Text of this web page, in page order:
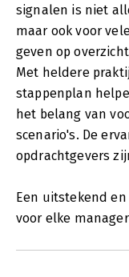
signalen is niet
maar ook voor
geven op
Met heldere
stappenplan
het belang van
scenario's. De
opdrachtgevers
Een uitstekend
voor elke